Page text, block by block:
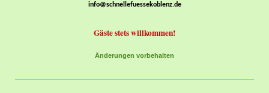
info@schnellefuessekoblenz.de
Gäste stets willkommen!
Änderungen vorbehalten